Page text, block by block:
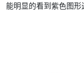
能明显的看到紫色图形